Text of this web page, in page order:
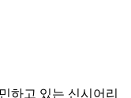
하고 있는 신시어리